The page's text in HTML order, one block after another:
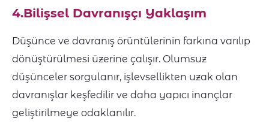
4.Bilişsel Davranışçı Yaklaşım
Düşünce ve davranış örüntülerinin farkına varılıp
dönüştürülmesi üzerine çalışır. Olumsuz
düşünceler sorgulanır, işlevsellikten uzak olan
davranışlar keşfedilir ve daha yapıcı inançlar
geliştirilmeye odaklanılır.